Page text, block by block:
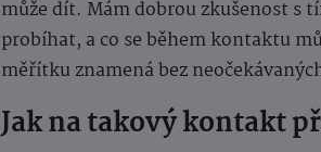
může dít. Mám dobrou zkušenost s
probíhat, a co se během kontaktu
měřítku znamená bez
Jak na takový kontakt